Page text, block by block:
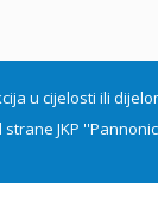
u cijelosti ili
JKP